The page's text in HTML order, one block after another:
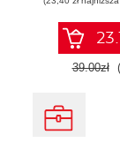
39.00zł